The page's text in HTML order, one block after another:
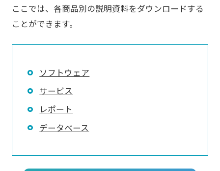
ここでは、各商品別の説明資料をダウンロードする
ことができます。
ソフトウェア
サービス
レポート
データベース